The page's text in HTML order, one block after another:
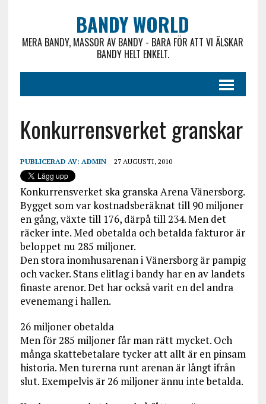
BANDY WORLD
MERA BANDY, MASSOR AV BANDY - BARA FÖR ATT VI ÄLSKAR
BANDY HELT ENKELT.
Konkurrensverket granskar
PUBLICERAD AV: ADMIN 27 AUGUSTI, 2010
Konkurrensverket ska granska Arena Vänersborg.
Bygget som var kostnadsberäknat till 90 miljoner
en gång, växte till 176, därpå till 234. Men det
räcker inte. Med obetalda och betalda fakturor är
beloppet nu 285 miljoner.
Den stora inomhusarenan i Vänersborg är pampig
och vacker. Stans elitlag i bandy har en av landets
finaste arenor. Det har också varit en del andra
evenemang i hallen.
26 miljoner obetalda
Men för 285 miljoner får man rätt mycket. Och
många skattebetalare tycker att allt är en pinsam
historia. Men turerna runt arenan är långt ifrån
slut. Exempelvis är 26 miljoner ännu inte betalda.